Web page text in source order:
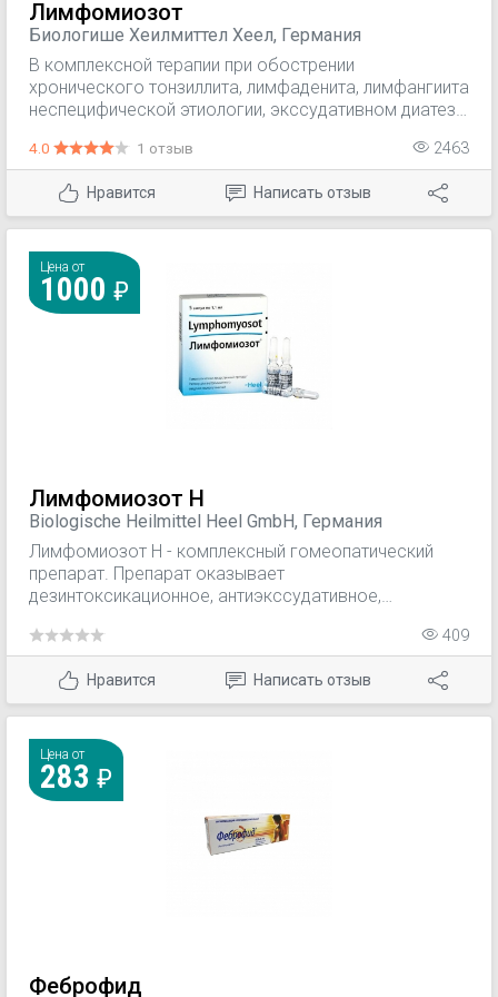
Лимфомиозот
Биологише Хеилмиттел Хеел, Германия
В комплексной терапии при обострении
хронического тонзиллита, лимфаденита, лимфангиита
неспецифической этиологии, экссудативном диатезе,
4.0 1 отзыв 2463
Нравится Написать отзыв
Цена от
1000
Лимфомиозот Н
Biologische Heilmittel Heel GmbH, Германия
Лимфомиозот Н - комплексный гомеопатический
препарат. Препарат оказывает
дезинтоксикационное, антиэкссудативное,
действие, которое базируется на активации
защитных сил организма и нормализации его
функций.
409
Нравится Написать отзыв
Цена от
283
Феброфид